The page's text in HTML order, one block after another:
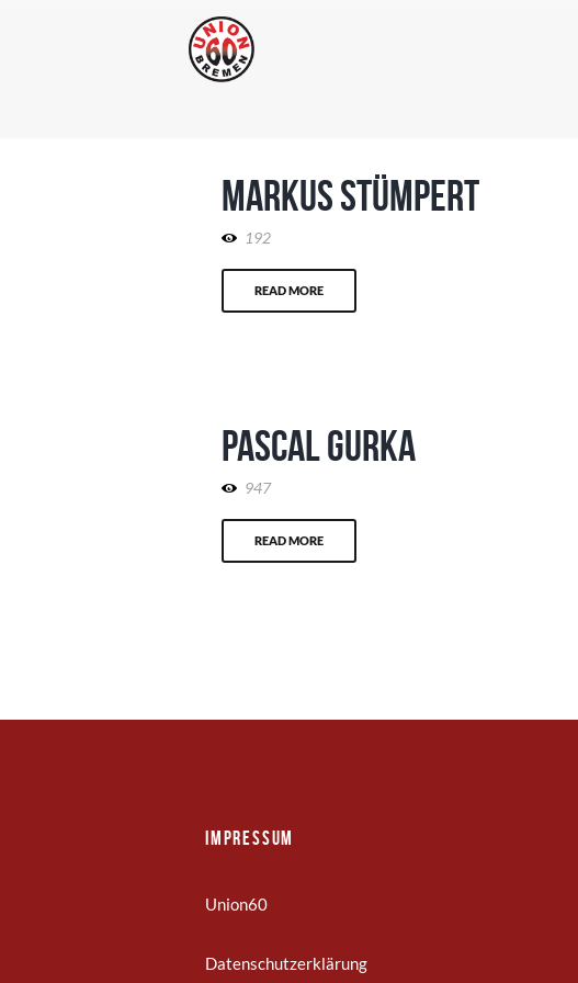
Markus Stümpert
192
READ MORE
Pascal Gurka
947
READ MORE
Impressum
Union60
Datenschutzerklärung